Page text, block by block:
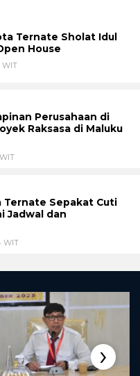
Ternate Sholat Idul
House
WIT
Perusahaan di
Raksasa di Maluku
Ternate Sepakat Cuti
Jadwal dan
WIT
›